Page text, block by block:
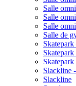
Salle
Salle
Salle
Salle de
Slackline
Slackline